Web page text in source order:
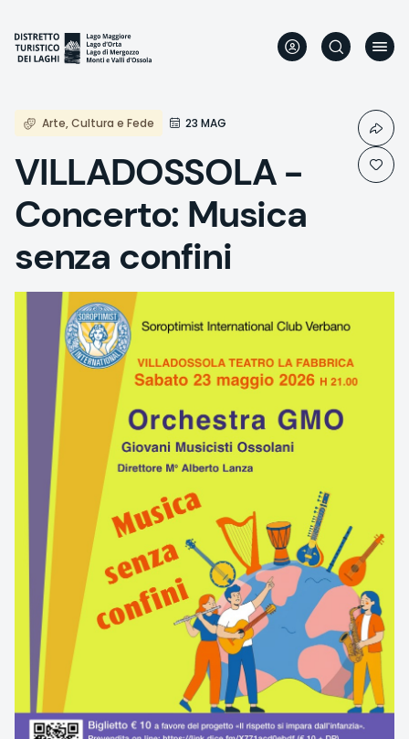
contenu
principal
Arte, Cultura e Fede 23 MAG
VILLADOSSOLA -
Concerto: Musica
senza confini